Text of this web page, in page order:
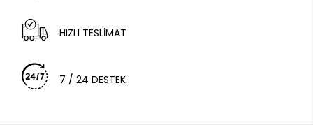
HIZLI TESLİMAT
7 / 24 DESTEK